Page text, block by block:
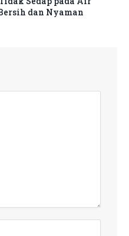
dan Nyaman